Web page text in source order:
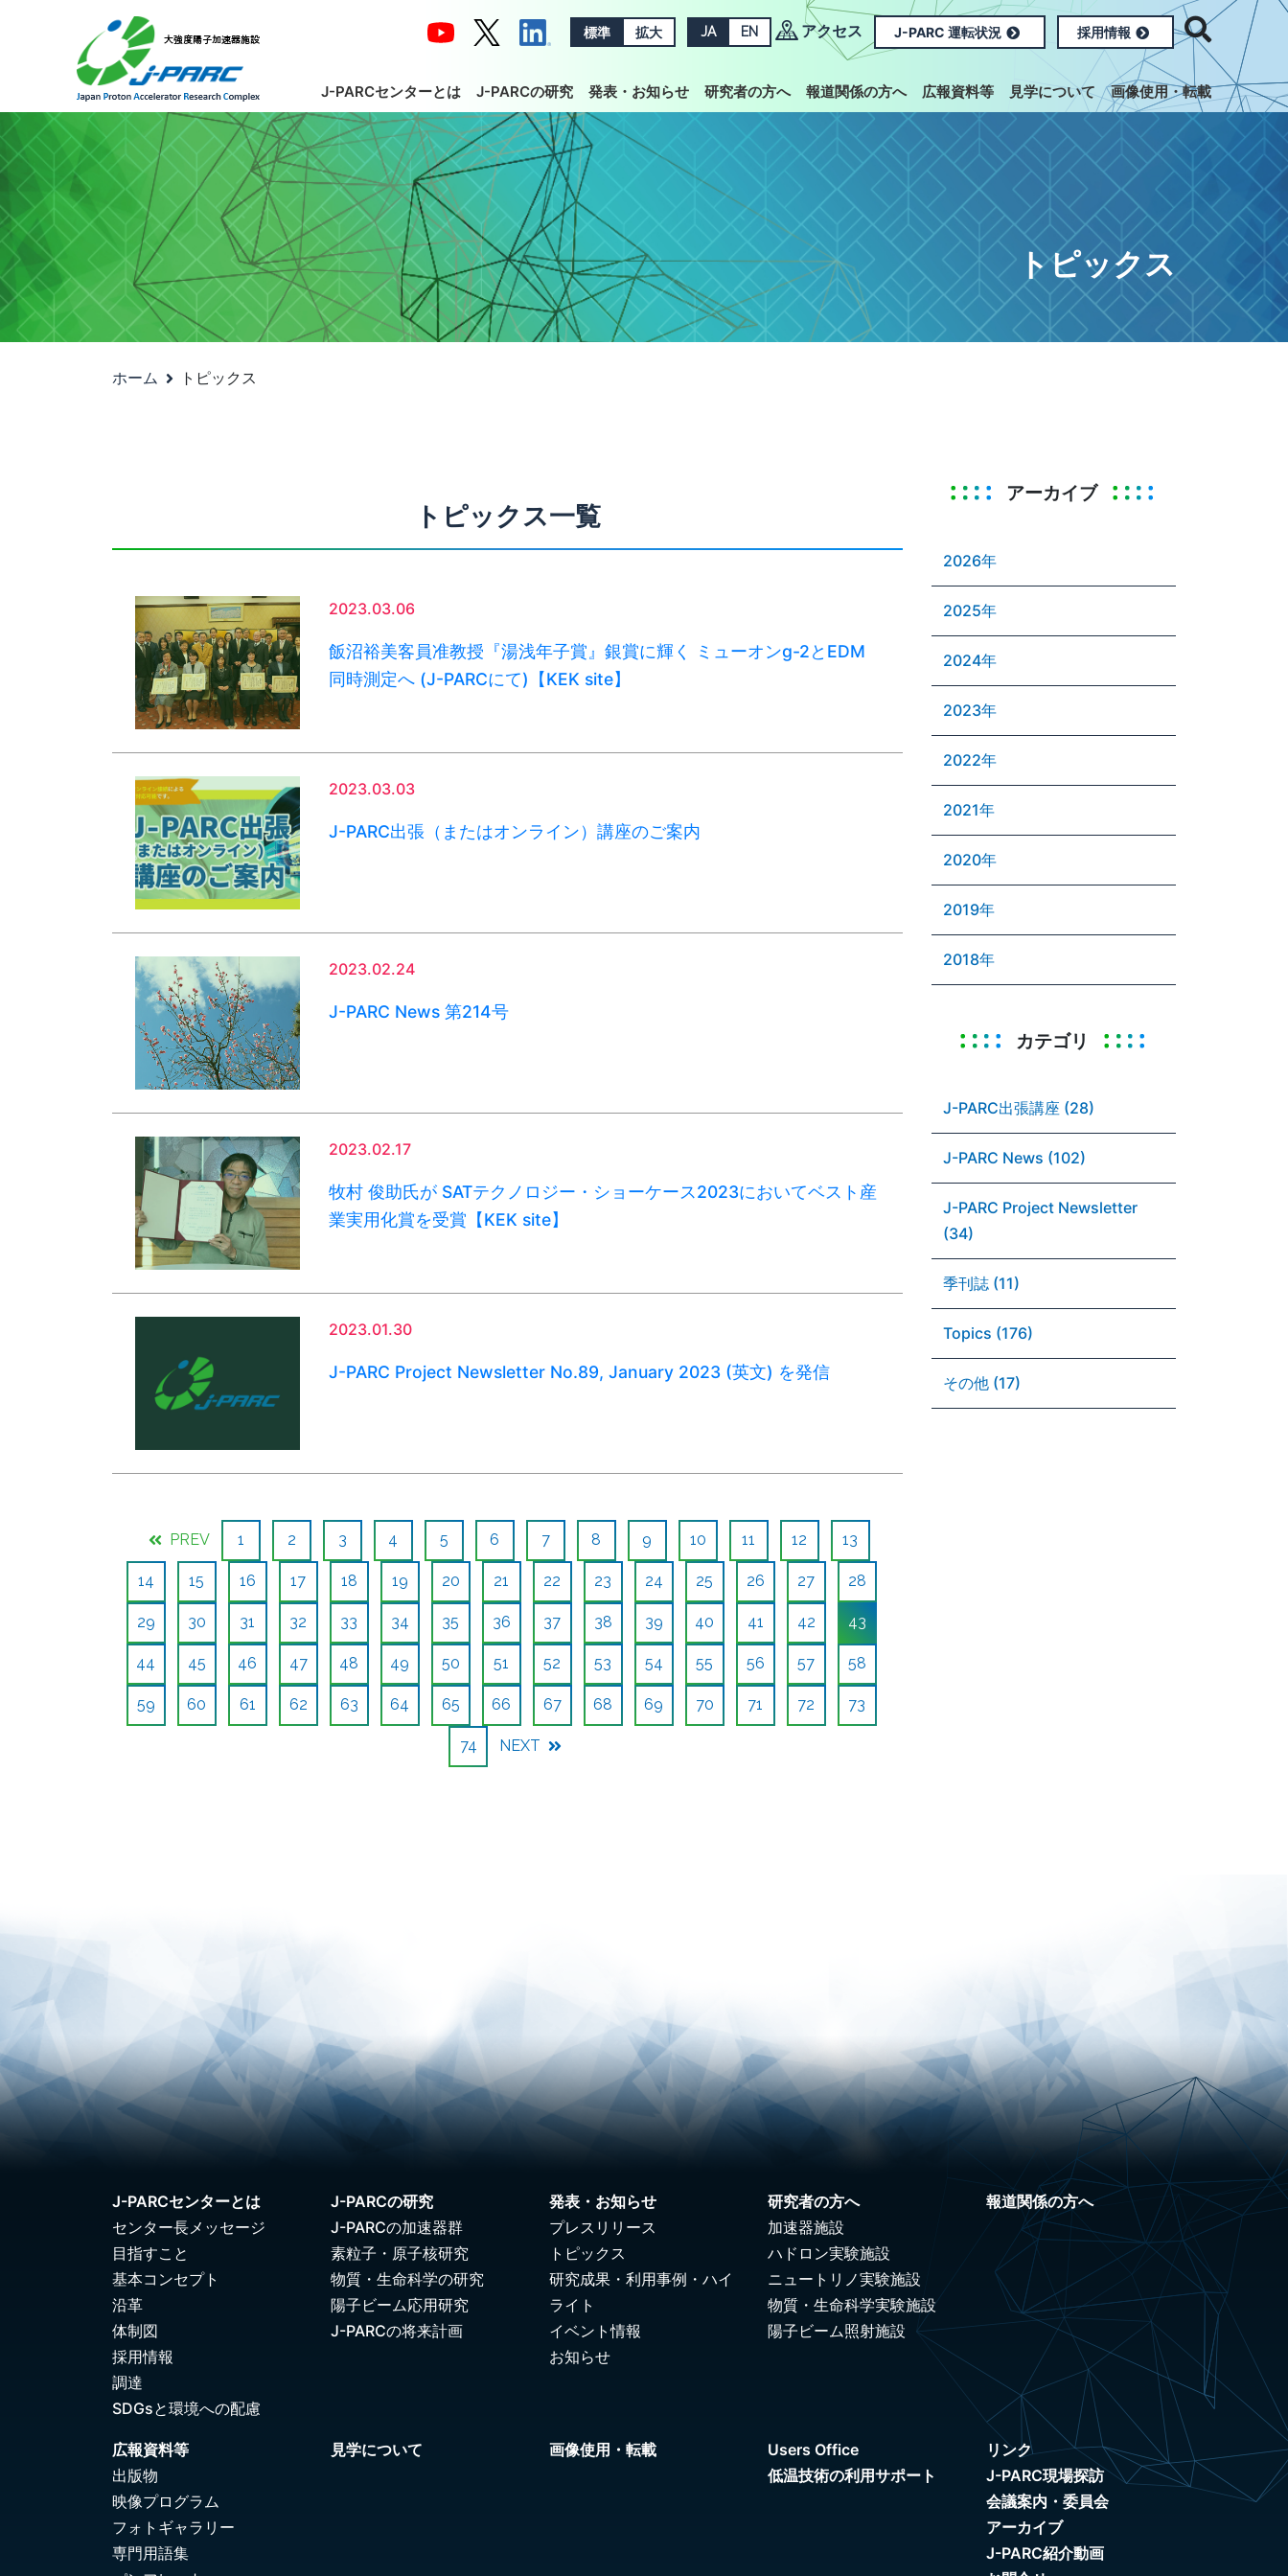
標準 拡大 JA EN アクセス J-PARC 運転状況 採用情報
J-PARCセンターとは J-PARCの研究 発表・お知らせ 研究者の方へ 報道関係の方へ 広報資料等 見学について 画像使用・転載
トピックス
ホーム トピックス
トピックス一覧
2023.03.06
飯沼裕美客員准教授『湯浅年子賞』銀賞に輝く ミューオンg-2とEDM
同時測定へ (J-PARCにて)【KEK site】
2023.03.03
J-PARC出張（またはオンライン）講座のご案内
2023.02.24
J-PARC News 第214号
2023.02.17
牧村 俊助氏が SATテクノロジー・ショーケース2023においてベスト産
業実用化賞を受賞【KEK site】
2023.01.30
J-PARC Project Newsletter No.89, January 2023 (英文) を発信
PREV 1 2 3 4 5 6 7 8 9 10 11 12 13
14 15 16 17 18 19 20 21 22 23 24 25 26 27 28
29 30 31 32 33 34 35 36 37 38 39 40 41 42 43
44 45 46 47 48 49 50 51 52 53 54 55 56 57 58
59 60 61 62 63 64 65 66 67 68 69 70 71 72 73
74 NEXT
アーカイブ
2026年
2025年
2024年
2023年
2022年
2021年
2020年
2019年
2018年
カテゴリ
J-PARC出張講座 (28)
J-PARC News (102)
J-PARC Project Newsletter
(34)
季刊誌 (11)
Topics (176)
その他 (17)
J-PARCセンターとは
センター長メッセージ
目指すこと
基本コンセプト
沿革
体制図
採用情報
調達
SDGsと環境への配慮
J-PARCの研究
J-PARCの加速器群
素粒子・原子核研究
物質・生命科学の研究
陽子ビーム応用研究
J-PARCの将来計画
発表・お知らせ
プレスリリース
トピックス
研究成果・利用事例・ハイ
ライト
イベント情報
お知らせ
研究者の方へ
加速器施設
ハドロン実験施設
ニュートリノ実験施設
物質・生命科学実験施設
陽子ビーム照射施設
報道関係の方へ
広報資料等
出版物
映像プログラム
フォトギャラリー
専門用語集
見学について 画像使用・転載
Users Office
低温技術の利用サポート
リンク
J-PARC現場探訪
会議案内・委員会
アーカイブ
J-PARC紹介動画